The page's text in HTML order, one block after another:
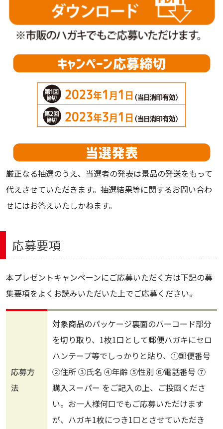
厳正なる抽選のうえ、当選者の発表は景品の発送をもって
代えさせていただきます。抽選結果等に関するお問い合わ
せにはお答えいたしかねます。
応募要項
本プレゼントキャンペーンにご応募いただく方は下記の募
集要項をよくお読みいただいた上でご応募ください。
応募方
法
対象商品のパッケージ裏面のバーコード部分
を切り取り、1枚1口として郵便ハガキにセロ
ハンテープ等でしっかりと貼り、①郵便番号
②住所 ③氏名 ④年齢 ⑤性別 ⑥電話番号 ⑦
購入スーパー をご記入の上、ご投函くださ
い。お一人様何口でもご応募いただけます
が、ハガキ1枚につき1口とさせていただき